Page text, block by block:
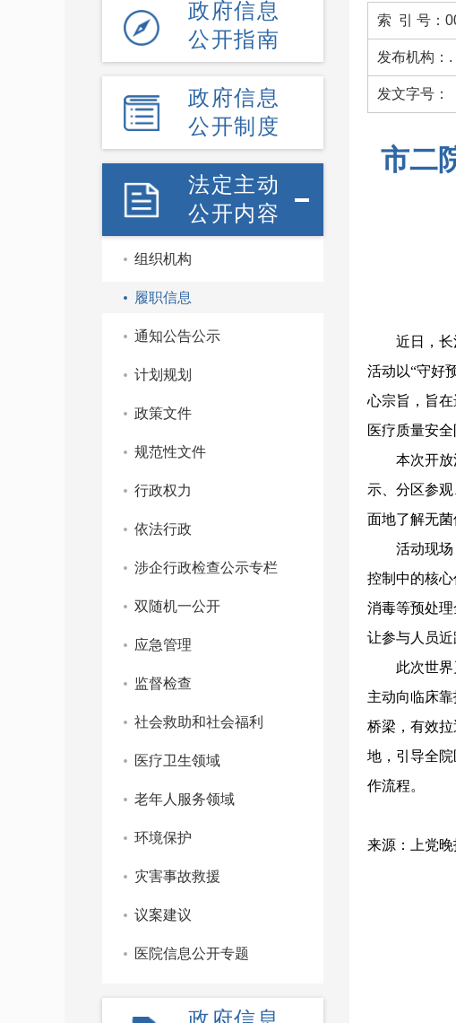
政府信息
公开指南
政府信息
公开制度
法定主动
公开内容
组织机构
履职信息
通知公告公示
计划规划
政策文件
规范性文件
行政权力
依法行政
涉企行政检查公示专栏
双随机一公开
应急管理
监督检查
社会救助和社会福利
医疗卫生领域
老年人服务领域
环境保护
灾害事故救援
议案建议
医院信息公开专题
索 引 号：
发布机构：.
发文字号：
市二
近日，
活动以“守好
心宗旨，旨
医疗质量安全
本次开
示、分区参
面地了解无菌
活动现
控制中的核
消毒等预处
让参与人员近
此次世
主动向临床
桥梁，有效
地，引导全
作流程。
来源：上党晚